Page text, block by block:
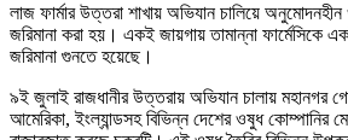
লাজ ফার্মার উত্তরা শাখায় অভিযান চালিয়ে অনুমোদনহীন
জরিমানা করা হয়। একই জায়গায় তামান্না ফার্মেসিকে
জরিমানা গুনতে হয়েছে।
৯ই জুলাই রাজধানীর উত্তরায় অভিযান চালায় মহানগর
আমেরিকা, ইংল্যান্ডসহ বিভিন্ন দেশের ওষুধ কোম্পানির